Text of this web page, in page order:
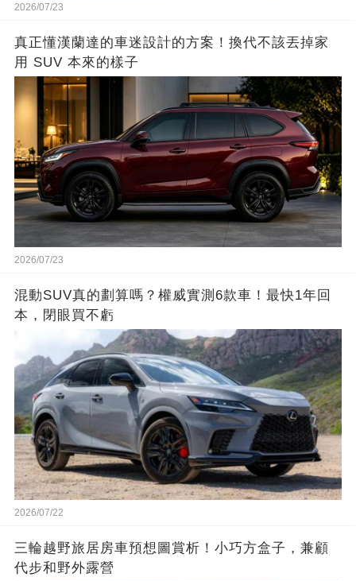
2026/07/23
真正懂漢蘭達的車迷設計的方案！換代不該丟掉家
用 SUV 本來的樣子
2026/07/23
混動SUV真的劃算嗎？權威實測6款車！最快1年回
本，閉眼買不虧
2026/07/22
三輪越野旅居房車預想圖賞析！小巧方盒子，兼顧
代步和野外露營